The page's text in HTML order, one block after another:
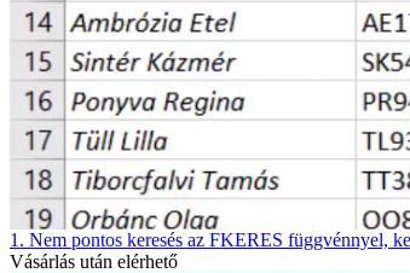
1. Nem pontos keresés az FKERES függvénnyel,
Vásárlás után elérhető